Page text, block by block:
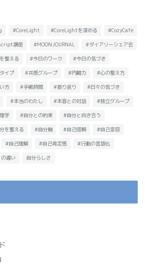
#CoreLight #CoreLightを深める #CozyCafe
講座 #MOONJOURNAL #ダイアリーシェア会
整える #今日のワーク #今日の気づき
イプ #共感グループ #内観力 #心の整え方
方 #手帳時間 #振り返り #日々の気づき
#本当のわたし #本音との対話 #独立グループ
学 #自分との約束 #自分と向き合う
を整える #自分軸 #自己信頼 #自己変容
#自己理解 #自己肯定感 #行動の言語化
違い 自分らしさ